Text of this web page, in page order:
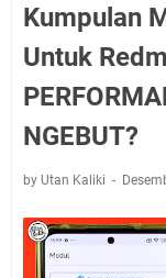
Kumpulan
Untuk
NGEBUT?
by Utan Kaliki